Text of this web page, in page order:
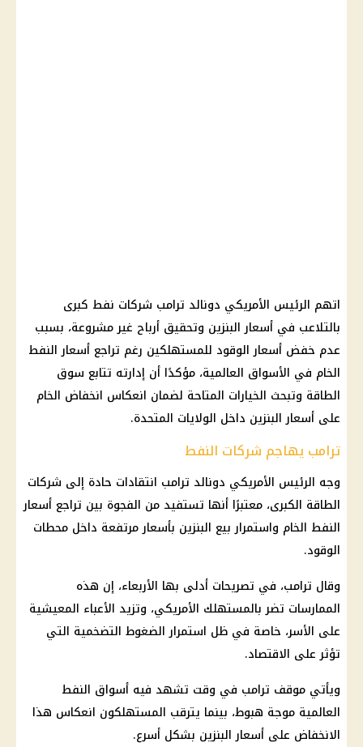
اتهم الرئيس الأمريكي دونالد ترامب شركات نفط كبرى
بالتلاعب في أسعار البنزين وتحقيق أرباح غير مشروعة، بسبب
عدم خفض أسعار الوقود للمستهلكين رغم تراجع أسعار النفط
الخام في الأسواق العالمية، مؤكدًا أن إدارته تتابع سوق
الطاقة وتبحث الخيارات المتاحة لضمان انعكاس انخفاض الخام
على أسعار البنزين داخل الولايات المتحدة.
ترامب يهاجم شركات النفط
وجه الرئيس الأمريكي دونالد ترامب انتقادات حادة إلى شركات
الطاقة الكبرى، معتبرًا أنها تستفيد من الفجوة بين تراجع أسعار
النفط الخام واستمرار بيع البنزين بأسعار مرتفعة داخل محطات
الوقود.
وقال ترامب، في تصريحات أدلى بها الأربعاء، إن هذه
الممارسات تضر بالمستهلك الأمريكي، وتزيد الأعباء المعيشية
على الأسر، خاصة في ظل استمرار الضغوط التضخمية التي
تؤثر على الاقتصاد.
ويأتي موقف ترامب في وقت تشهد فيه أسواق النفط
العالمية موجة هبوط، بينما يترقب المستهلكون انعكاس هذا
الانخفاض على أسعار البنزين بشكل أسرع.